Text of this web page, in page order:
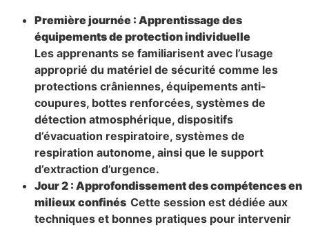
Première journée : Apprentissage des
équipements de protection individuelle
Les apprenants se familiarisent avec l’usage
approprié du matériel de sécurité comme les
protections crâniennes, équipements anti-
coupures, bottes renforcées, systèmes de
détection atmosphérique, dispositifs
d’évacuation respiratoire, systèmes de
respiration autonome, ainsi que le support
d’extraction d’urgence.
Jour 2 : Approfondissement des compétences en
milieux confinés Cette session est dédiée aux
techniques et bonnes pratiques pour intervenir